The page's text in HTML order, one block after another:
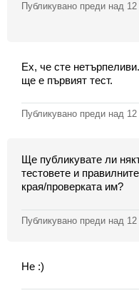
Екип
Публикувано преди над 12
Ех, че сте
ще е първият тест.
Публикувано преди над 12
Ще публикувате ли
тестовете и
края/проверката им?
Публикувано преди над 12
Не :)